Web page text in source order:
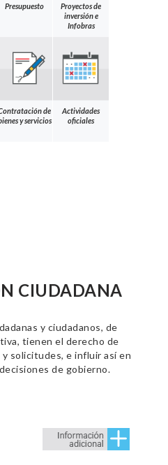
Presupuesto
Proyectos de
inversión e
Infobras
de
y servicios
Actividades
oficiales
CIUDADANA
y ciudadanos, de
tienen el derecho de
solicitudes, e influir así en
de gobierno.